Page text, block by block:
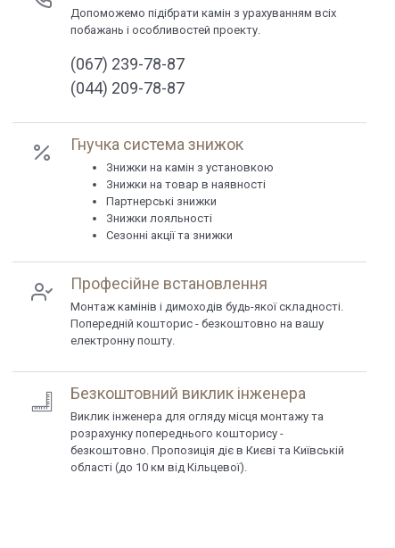
Допоможемо підібрати камін з урахуванням всіх
побажань і особливостей проекту.
(067) 239-78-87
(044) 209-78-87
Гнучка система знижок
Знижки на камін з установкою
Знижки на товар в наявності
Партнерські знижки
Знижки лояльності
Сезонні акції та знижки
Професійне встановлення
Монтаж камінів і димоходів будь-якої складності.
Попередній кошторис - безкоштовно на вашу
електронну пошту.
Безкоштовний виклик інженера
Виклик інженера для огляду місця монтажу та
розрахунку попереднього кошторису -
безкоштовно. Пропозиція діє в Києві та Київській
області (до 10 км від Кільцевої).